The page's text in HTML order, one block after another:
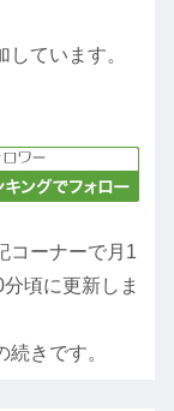
ています。
コーナーで月1
頃に更新しま
続きです。